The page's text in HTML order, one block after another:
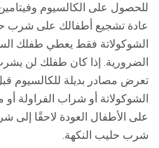
عادة تشجيع أطفالك على شرب
الشوكولاتة فقط يعطي طفلك
الضرورية. إذا كان طفلك لن
تعرض مصادر بديلة للكالسيوم
الشوكولاتة أو شراب الفراولة
على الأطفال العودة لاحقًا
شرب حليب النكهة.